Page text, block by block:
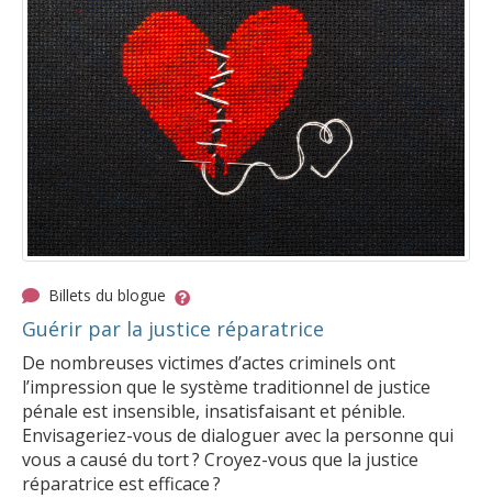
Billets du blogue
Guérir par la justice réparatrice
De nombreuses victimes d’actes criminels ont
l’impression que le système traditionnel de justice
pénale est insensible, insatisfaisant et pénible.
Envisageriez-vous de dialoguer avec la personne qui
vous a causé du tort ? Croyez-vous que la justice
réparatrice est efficace ?